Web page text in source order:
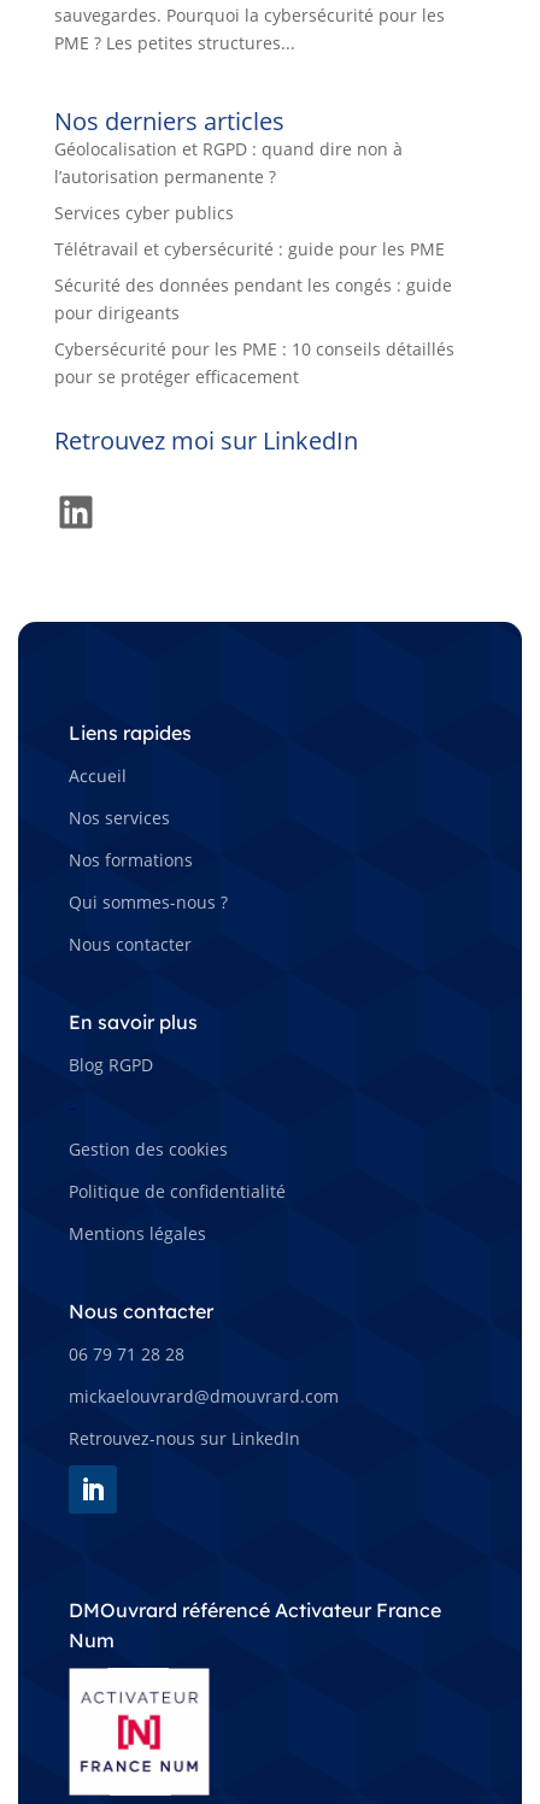
sauvegardes. Pourquoi la cybersécurité pour les
PME ? Les petites structures...
Nos derniers articles
Géolocalisation et RGPD : quand dire non à
l’autorisation permanente ?
Services cyber publics
Télétravail et cybersécurité : guide pour les PME
Sécurité des données pendant les congés : guide
pour dirigeants
Cybersécurité pour les PME : 10 conseils détaillés
pour se protéger efficacement
Retrouvez moi sur LinkedIn
LinkedIn
Liens rapides
Accueil
Nos services
Nos formations
Qui sommes-nous ?
Nous contacter
En savoir plus
Blog RGPD
–
Gestion des cookies
Politique de confidentialité
Mentions légales
Nous contacter
06 79 71 28 28
mickaelouvrard@dmouvrard.com
Retrouvez-nous sur LinkedIn
DMOuvrard référencé Activateur France
Num